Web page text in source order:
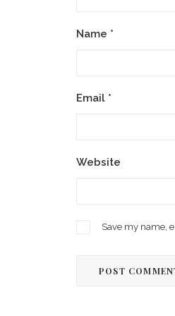
Name *
Email *
Website
Save my name,